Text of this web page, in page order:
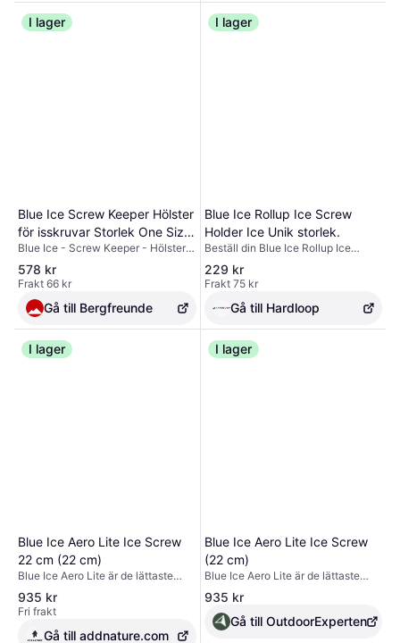
I lager
Blue Ice Screw Keeper Hölster
för isskruvar Storlek One Size
Färg pearl blue
Blue Ice - Screw Keeper - Hölster
för isskruvar. Materialtyp: polyamid|
Övrig materialinfo: EVA; TPU|Mått
(yttre): 28 x 18 x 6 cm|Övriga
angivelser: bärhandtag; uttagbar
isskruvhållare; plats för 12 isskruvar
578 kr
Frakt 66 kr
Gå till Bergfreunde
I lager
Blue Ice Rollup Ice Screw
Holder Ice Unik storlek.
Beställ din Blue Ice Rollup Ice
Screw Holder Ice Unik storlek -
utrustning på Hardloop ✓ Fri frakt &
returer ✓ Expertråd
229 kr
Frakt 75 kr
Gå till Hardloop
I lager
Blue Ice Aero Lite Ice Screw
22 cm (22 cm)
Blue Ice Aero Lite är de lättaste
isskruvarna på marknaden, med en
innovativ 3-tandad stålbit för
teknisk bergsklättring. De finns i 5
längder. De använder en 3-tandad
935 kr
Fri frakt
Gå till addnature.com
I lager
Blue Ice Aero Lite Ice Screw
(22 cm)
Blue Ice Aero Lite är de lättaste
isskruvarna på marknaden, med en
innovativ 3-tandad stålbit för
teknisk bergsklättring. De finns i 5
längder. De använder en 3-tandad
935 kr
Gå till OutdoorExperten